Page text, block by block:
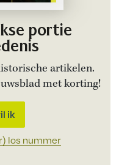
portie
artikelen.
met korting!
ik
los nummer